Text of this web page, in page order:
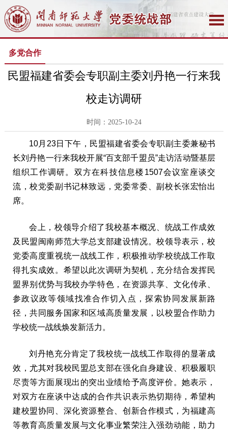
多党合作
民盟福建省委会专职副主委刘丹艳一行来我
校走访调研
时间：2025-10-24
10月23日下午，民盟福建省委会专职副主委兼秘书
长刘丹艳一行来我校开展“百支部千盟员”走访活动暨基层
组织工作调研。双方在科技信息楼1507会议室座谈交
流，校党委副书记林致远，党委常委、副校长张宏怡出
席。
会上，校领导介绍了我校基本概况、统战工作成效
及民盟闽南师范大学总支部建设情况。校领导表示，校
党委高度重视统一战线工作，积极推动学校统战工作取
得扎实成效。希望以此次调研为契机，充分结合发挥民
盟界别优势与我校办学特色，在资源共享、文化传承、
参政议政等领域找准合作切入点，探索协同发展新路
径，共同服务国家和区域高质量发展，以校盟合作助力
学校统一战线焕发新活力。
刘丹艳充分肯定了我校统一战线工作取得的显著成
效，尤其对我校民盟总支部在强化自身建设、积极履职
尽责等方面展现出的突出业绩给予高度评价。她表示，
对双方在座谈中达成的合作共识表示热切期待，希望构
建校盟协同、深化资源整合、创新合作模式，为福建高
等教育高质量发展与文化事业繁荣注入强劲动能，助力